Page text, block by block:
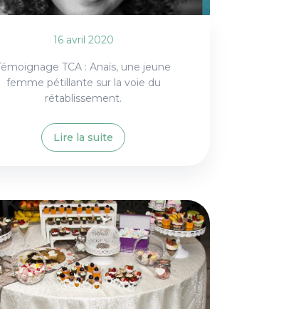
16 avril 2020
TCA : Anaïs, une jeune
femme pétillante sur la voie du
rétablissement.
Lire la suite